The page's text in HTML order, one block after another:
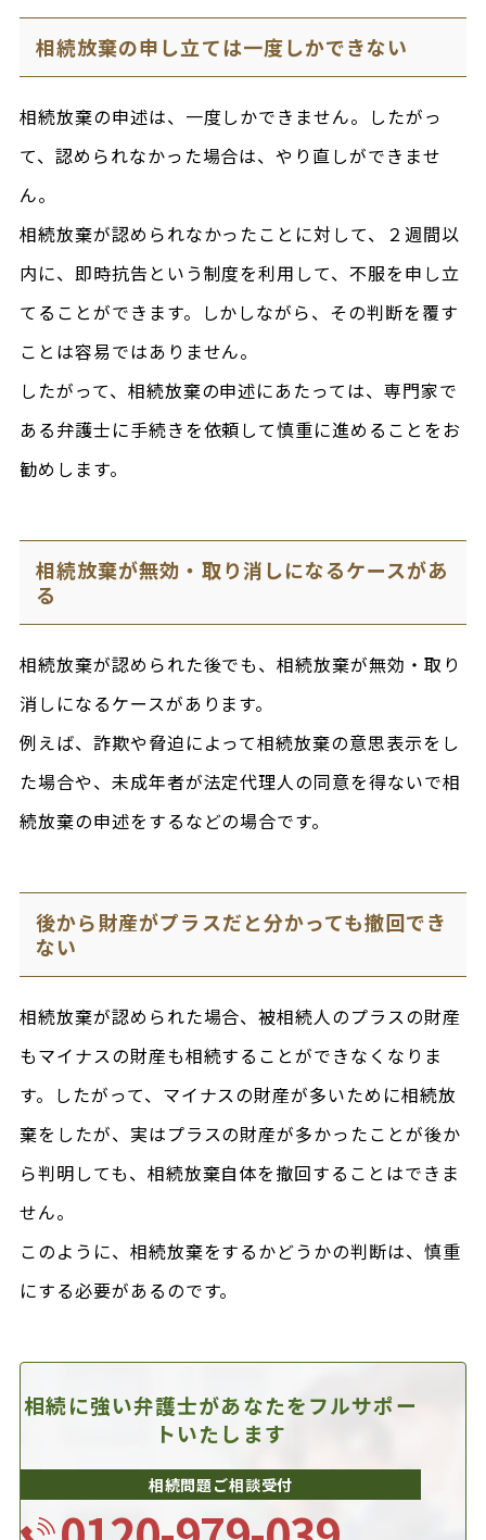
相続放棄の申し立ては一度しかできない
相続放棄の申述は、一度しかできません。したがっ
て、認められなかった場合は、やり直しができませ
ん。
相続放棄が認められなかったことに対して、２週間以
内に、即時抗告という制度を利用して、不服を申し立
てることができます。しかしながら、その判断を覆す
ことは容易ではありません。
したがって、相続放棄の申述にあたっては、専門家で
ある弁護士に手続きを依頼して慎重に進めることをお
勧めします。
相続放棄が無効・取り消しになるケースがあ
る
相続放棄が認められた後でも、相続放棄が無効・取り
消しになるケースがあります。
例えば、詐欺や脅迫によって相続放棄の意思表示をし
た場合や、未成年者が法定代理人の同意を得ないで相
続放棄の申述をするなどの場合です。
後から財産がプラスだと分かっても撤回でき
ない
相続放棄が認められた場合、被相続人のプラスの財産
もマイナスの財産も相続することができなくなりま
す。したがって、マイナスの財産が多いために相続放
棄をしたが、実はプラスの財産が多かったことが後か
ら判明しても、相続放棄自体を撤回することはできま
せん。
このように、相続放棄をするかどうかの判断は、慎重
にする必要があるのです。
相続に強い弁護士があなたをフルサポー
トいたします
相続問題ご相談受付